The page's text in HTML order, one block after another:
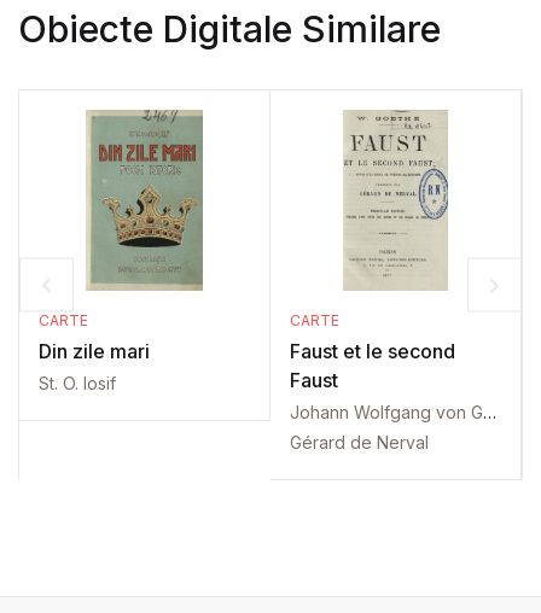
Obiecte Digitale Similare
CARTE
Din zile mari
St. O. Iosif
CARTE
Faust et le second
Faust
Johann Wolfgang von Goethe
Gérard de Nerval